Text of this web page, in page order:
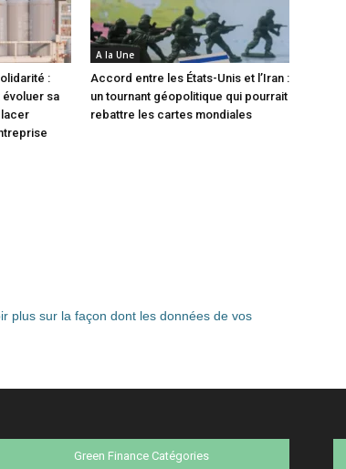
:
sa
A la Une
Accord entre les États-Unis et l’Iran :
un tournant géopolitique qui pourrait
rebattre les cartes mondiales
plus sur la façon dont les données de vos
Green Finance Catégories